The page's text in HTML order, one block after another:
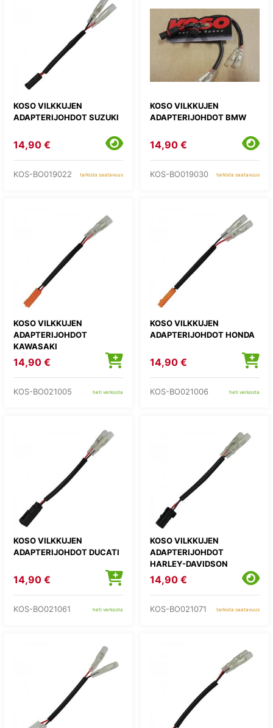
KOSO VILKKUJEN
ADAPTERIJOHDOT SUZUKI
14,90 €
KOS-BO019022 tarkista saatavuus
KOSO VILKKUJEN
ADAPTERIJOHDOT BMW
14,90 €
KOS-BO019030 tarkista saatavuus
KOSO VILKKUJEN
ADAPTERIJOHDOT
KAWASAKI
14,90 €
KOS-BO021005 heti verkosta
KOSO VILKKUJEN
ADAPTERIJOHDOT HONDA
14,90 €
KOS-BO021006 heti verkosta
KOSO VILKKUJEN
ADAPTERIJOHDOT DUCATI
14,90 €
KOS-BO021061 heti verkosta
KOSO VILKKUJEN
ADAPTERIJOHDOT
HARLEY-DAVIDSON
14,90 €
KOS-BO021071 tarkista saatavuus